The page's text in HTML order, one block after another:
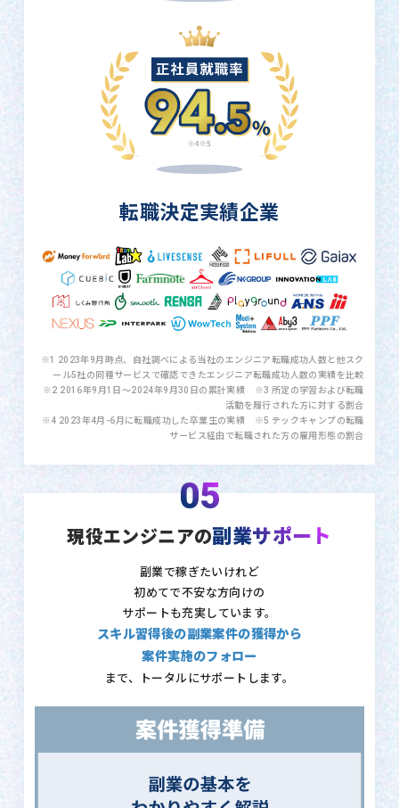
転職決定実績企業
※1 2023年9月時点、自社調べによる当社のエンジニア転職成功人数と他スク
ール5社の同種サービスで確認できたエンジニア転職成功人数の実績を比較
※2 2016年9月1日〜2024年9月30日の累計実績 ※3 所定の学習および転職
活動を履行された方に対する割合
※4 2023年4月-6月に転職成功した卒業生の実績 ※5 テックキャンプの転職
サービス経由で転職された方の雇用形態の割合
05
現役エンジニアの副業サポート
副業で稼ぎたいけれど
初めてで不安な方向けの
サポートも充実しています。
スキル習得後の副業案件の獲得から
案件実施のフォロー
まで、トータルにサポートします。